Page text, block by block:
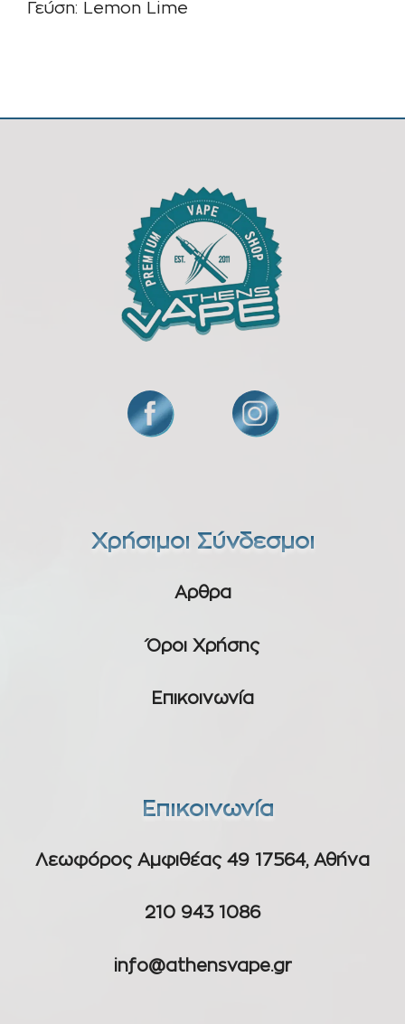
Γεύση: Lemon Lime
Χρήσιμοι Σύνδεσμοι
Αρθρα
Όροι Χρήσης
Επικοινωνία
Επικοινωνία
Λεωφόρος Αμφιθέας 49 17564, Αθήνα
210 943 1086
info@athensvape.gr